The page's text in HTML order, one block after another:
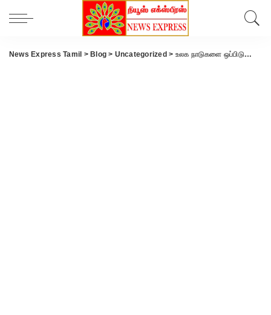
News Express Tamil > Blog > Uncategorized > உலக நாடுகளை ஒப்பிடுகையில் இந்தியாவில் சிலிண்டர் விலை குறைவு